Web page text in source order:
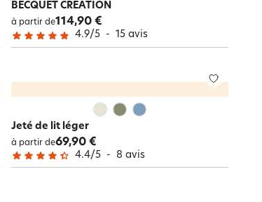
BECQUET CRÉATION
à partir de114,90 €
4.9/5 - 15 avis
Jeté de lit léger
à partir de69,90 €
4.4/5 - 8 avis